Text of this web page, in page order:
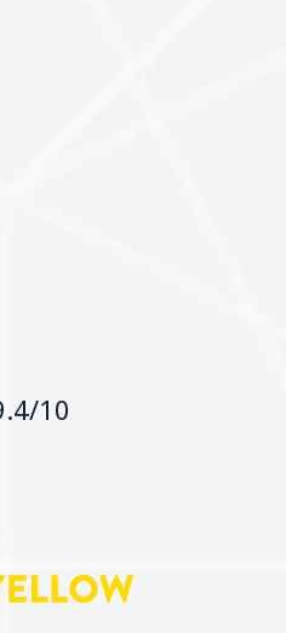
10